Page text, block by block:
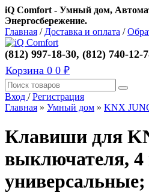
iQ Comfort - Умный дом,
Энергосбережение.
Главная / Доставка и оплата /
(812) 997-18-30, (812) 740-12-
Корзина 0 0 ₽
Вход /Регистрация
Главная » Умный дом » KNX
Клавиши для
выключателя,